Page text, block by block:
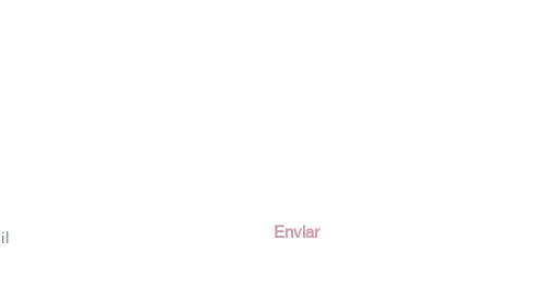
Enviar